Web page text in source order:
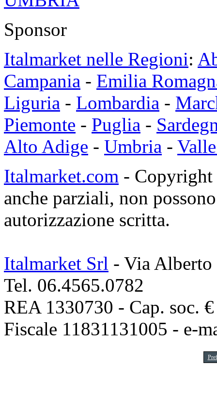
Sponsor
Italmarket nelle Regioni:
Campania - Emilia
Liguria - Lombardia -
Piemonte - Puglia -
Alto Adige - Umbria -
Italmarket.com - Copyright
anche parziali, non
autorizzazione scritta.
Italmarket Srl - Via Alberto
Tel. 06.4565.0782
REA 1330730 - Cap. soc.
Fiscale 11831131005 - e-